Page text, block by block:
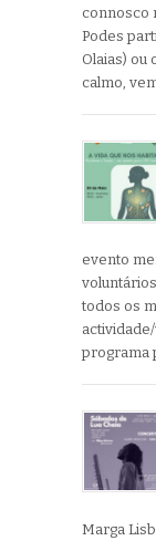
connosco
Podes
Olaias) ou
calmo,
evento
todos os
programa
Marga